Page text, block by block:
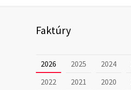
Faktúry
2026 2025 2024
2022
2021 2020